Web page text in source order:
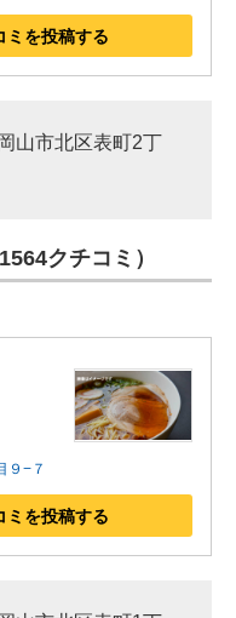
ミを投稿する
山市北区表町2丁
クチコミ）
９−７
ミを投稿する